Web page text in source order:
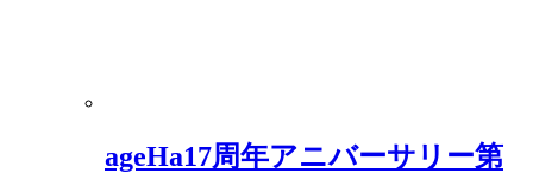
ageHa17周年アニバーサリー第